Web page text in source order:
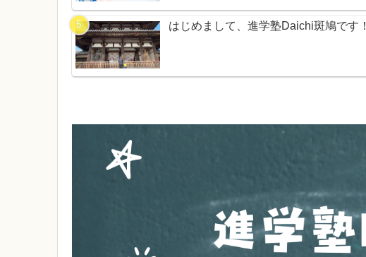
はじめまして、進学塾Daichi斑鳩です！